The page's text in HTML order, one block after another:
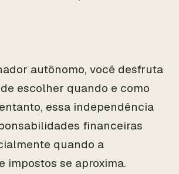
autônomo, você desfruta
escolher quando e como
essa independência
financeiras
quando a
impostos se aproxima.